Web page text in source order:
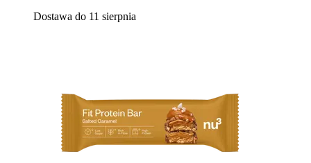
Dostawa do 11 sierpnia